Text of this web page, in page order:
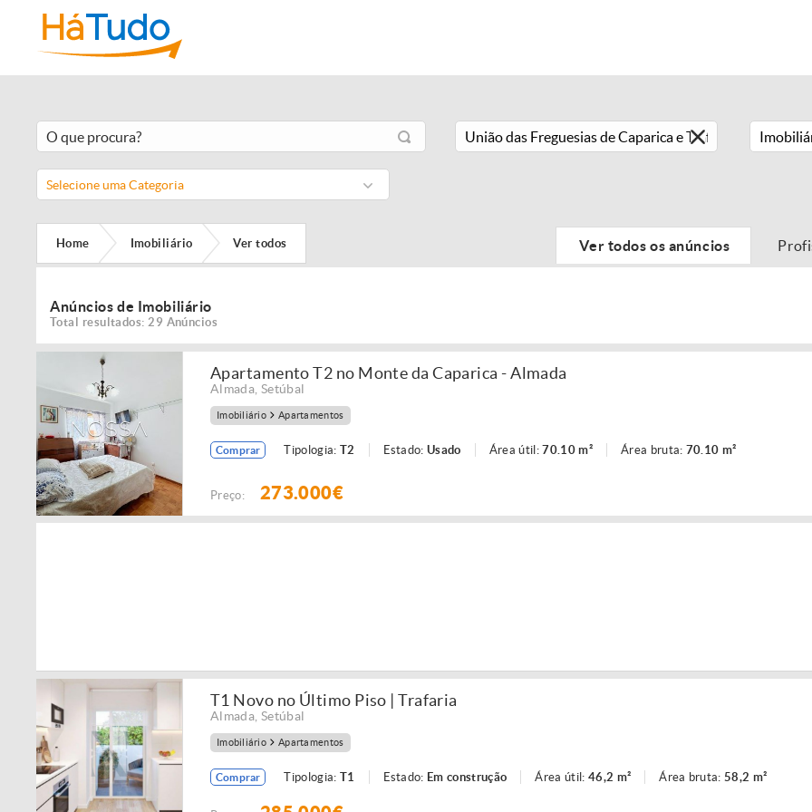
Selecione uma Categoria
Home Imobiliário Ver todos Ver todos os anúncios
Anúncios de Imobiliário
Total resultados: 29 Anúncios
Apartamento T2 no Monte da Caparica - Almada
Almada Setúbal
Imobiliário Apartamentos
Comprar Tipologia: T2 Estado:Usado Área útil:70.10 m² Área bruta: 70.10 m²
Preço: 273.000€
T1 Novo no Último Piso | Trafaria
Almada Setúbal
Imobiliário Apartamentos
Comprar Tipologia: T1 Estado: Em construção Área útil: 46,2 m² Área bruta:58,2 m²